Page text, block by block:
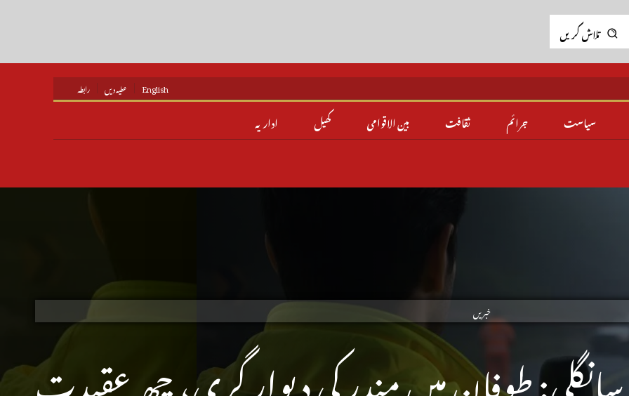
تلاش کریں
English عطیہ دیں رابطہ
سیاست جرائم ثقافت بین الاقوامی کھیل اداریہ
خبریں
سانگلی: طوفان میں مندر کی دیوار گری، چھ عقیدت